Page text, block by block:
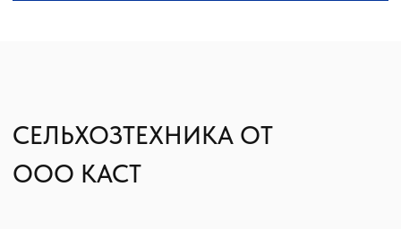
любую задачу, начиная от высокопроизводимых
самоходных опрыскивателей заканчивая
туннельными опрыскивателями для химической
обработке виноградников.